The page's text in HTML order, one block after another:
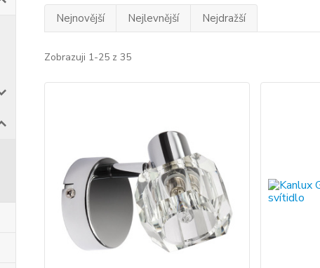
Nejnovější Nejlevnější Nejdražší
Zobrazuji 1-25 z 35